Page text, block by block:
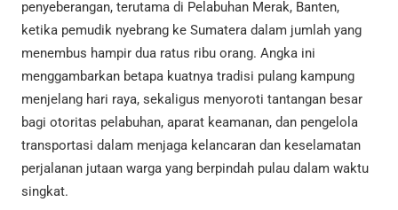
penyeberangan, terutama di Pelabuhan Merak, Banten,
ketika pemudik nyebrang ke Sumatera dalam jumlah yang
menembus hampir dua ratus ribu orang. Angka ini
menggambarkan betapa kuatnya tradisi pulang kampung
menjelang hari raya, sekaligus menyoroti tantangan besar
bagi otoritas pelabuhan, aparat keamanan, dan pengelola
transportasi dalam menjaga kelancaran dan keselamatan
perjalanan jutaan warga yang berpindah pulau dalam waktu
singkat.